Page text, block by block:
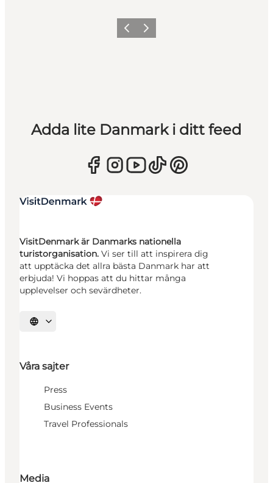
Föregående
Nästa
Adda lite Danmark i ditt feed
VisitDenmark är Danmarks nationella
turistorganisation. Vi ser till att inspirera dig
att upptäcka det allra bästa Danmark har att
erbjuda! Vi hoppas att du hittar många
upplevelser och sevärdheter.
Välj språk
Våra sajter
Press
Business Events
Travel Professionals
Media